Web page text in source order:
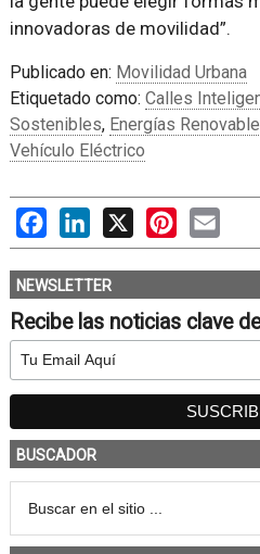
innovadoras de movilidad”.
Publicado en: Movilidad Urbana
Etiquetado como: Calles
Sostenibles, Energías
Vehículo Eléctrico
FacebookLinkedIn
X PinterestEmail
NEWSLETTER
Recibe las noticias clave
BUSCADOR